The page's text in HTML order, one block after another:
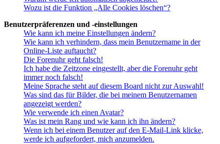
Wozu ist die Funktion „Alle Cookies löschen“?
Benutzerpräferenzen und -einstellungen
Wie kann ich meine Einstellungen ändern?
Wie kann ich verhindern, dass mein Benutzername in der
Online-Liste auftaucht?
Die Forenuhr geht falsch!
Ich habe die Zeitzone eingestellt, aber die Forenuhr geht
immer noch falsch!
Meine Sprache steht auf diesem Board nicht zur Auswahl!
Was sind das für Bilder, die bei meinem Benutzernamen
angezeigt werden?
Wie verwende ich einen Avatar?
Was ist mein Rang und wie kann ich ihn ändern?
Wenn ich bei einem Benutzer auf den E-Mail-Link klicke,
werde ich aufgefordert, mich anzumelden.